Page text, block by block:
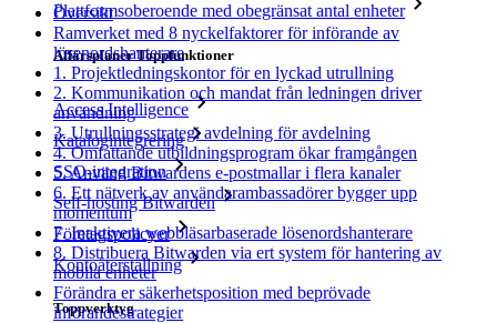
Plattformsoberoende med obegränsat antal enheter
Affärsplaner Toppfunktioner
Access Intelligence
Katalogintegrering
SSO-integration
Self-hosting Bitwarden
Företagspolicyer
Kontoåterställning
Toppverktyg
Översikt
Ramverket med 8 nyckelfaktorer för införande av
lösenordshanterare
1. Projektledningskontor för en lyckad utrullning
2. Kommunikation och mandat från ledningen driver
användning
3. Utrullningsstrategi avdelning för avdelning
4. Omfattande utbildningsprogram ökar framgången
5. Använd Bitwardens e-postmallar i flera kanaler
6. Ett nätverk av användarambassadörer bygger upp
momentum
7. Inaktivera webbläsarbaserade lösenordshanterare
8. Distribuera Bitwarden via ert system för hantering av
mobila enheter
Förändra er säkerhetsposition med beprövade
införandestrategier